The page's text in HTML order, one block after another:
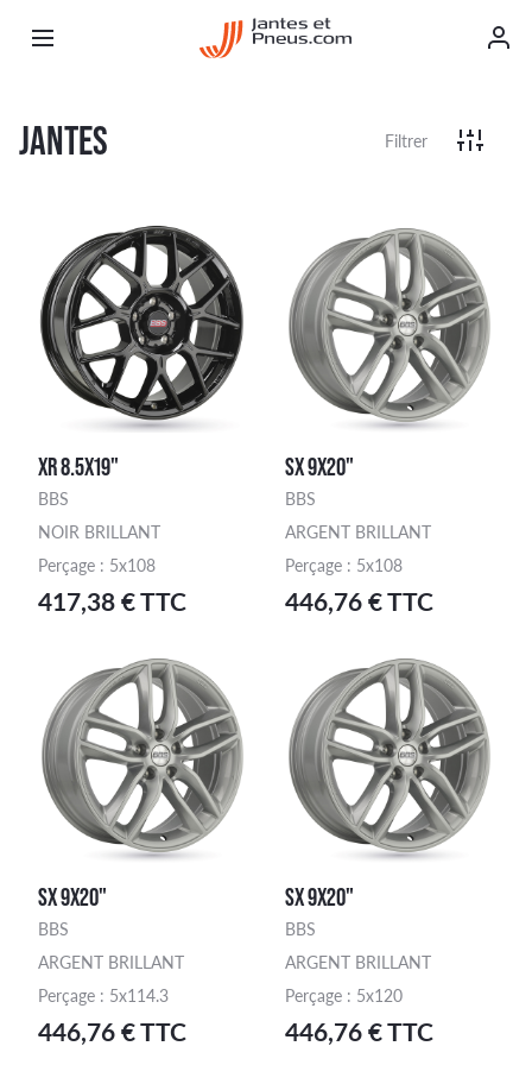
JANTES Filtrer
XR 8.5X19"
BBS
NOIR BRILLANT
Perçage : 5x108
417,38 € TTC
SX 9X20"
BBS
ARGENT BRILLANT
Perçage : 5x108
446,76 € TTC
SX 9X20"
BBS
ARGENT BRILLANT
Perçage : 5x114.3
446,76 € TTC
SX 9X20"
BBS
ARGENT BRILLANT
Perçage : 5x120
446,76 € TTC